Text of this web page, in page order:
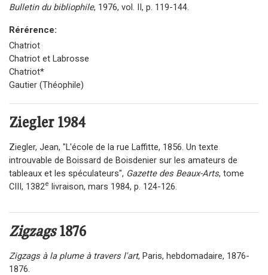
Bulletin du bibliophile, 1976, vol. II, p. 119-144.
Rérérence:
Chatriot
Chatriot et Labrosse
Chatriot*
Gautier (Théophile)
Ziegler1984
Ziegler, Jean, "L'école de la rue Laffitte, 1856. Un texte
introuvable de Boissard de Boisdenier sur les amateurs de
tableaux et les spéculateurs", Gazette des Beaux-Arts, tome
CIII, 1382e livraison, mars 1984, p. 124-126.
Zigzags1876
Zigzags à la plume à travers l'art, Paris, hebdomadaire, 1876-
1876.